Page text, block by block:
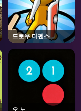
드로우 디펜스